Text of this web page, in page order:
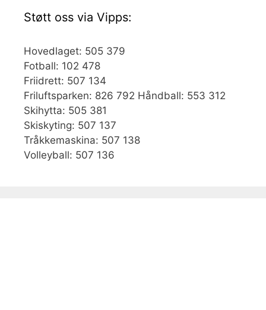
Støtt oss via Vipps:
Hovedlaget: 505 379
Fotball: 102 478
Friidrett: 507 134
Friluftsparken: 826 792 Håndball: 553 312
Skihytta: 505 381
Skiskyting: 507 137
Tråkkemaskina: 507 138
Volleyball: 507 136